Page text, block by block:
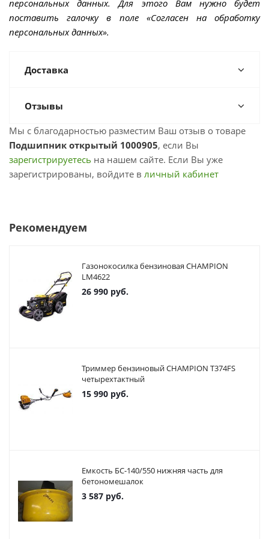
персональных данных. Для этого Вам нужно будет
поставить галочку в поле «Согласен на обработку
персональных данных».
Доставка
Отзывы
Мы с благодарностью разместим Ваш отзыв о товаре
Подшипник открытый 1000905, если Вы
зарегистрируетесь на нашем сайте. Если Вы уже
зарегистрированы, войдите в личный кабинет
Рекомендуем
Газонокосилка бензиновая CHAMPION
LM4622
26 990 руб.
Триммер бензиновый CHAMPION T374FS
четырехтактный
15 990 руб.
Емкость БС-140/550 нижняя часть для
бетономешалок
3 587 руб.